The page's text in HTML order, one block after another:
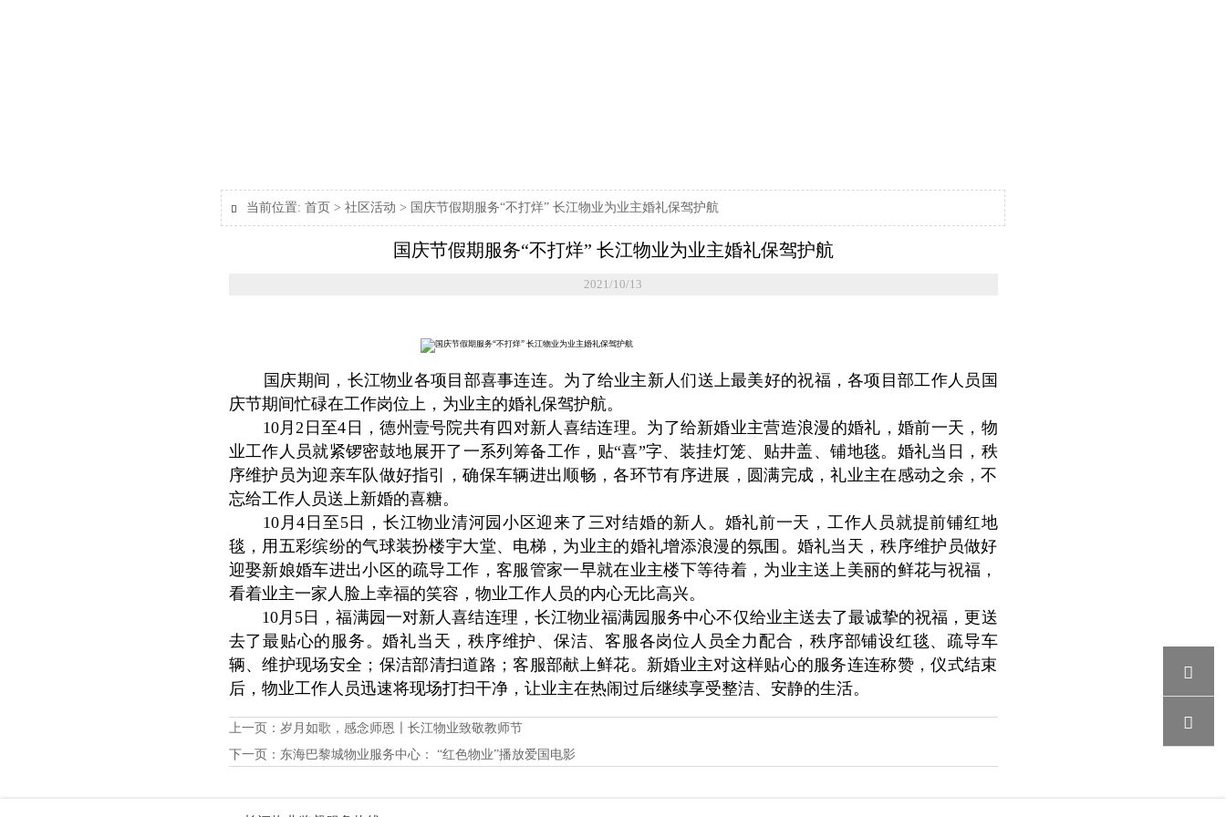
 当前位置: 首页 > 社区活动 > 国庆节假期服务“不打烊” 长江物业为业主婚礼保驾护航
国庆节假期服务“不打烊” 长江物业为业主婚礼保驾护航
2021/10/13
国庆期间，长江物业各项目部喜事连连。为了给业主新人们送上最美好的祝福，各项目部工作人员国
庆节期间忙碌在工作岗位上，为业主的婚礼保驾护航。
10月2日至4日，德州壹号院共有四对新人喜结连理。为了给新婚业主营造浪漫的婚礼，婚前一天，物
业工作人员就紧锣密鼓地展开了一系列筹备工作，贴“喜”字、装挂灯笼、贴井盖、铺地毯。婚礼当日，秩
序维护员为迎亲车队做好指引，确保车辆进出顺畅，各环节有序进展，圆满完成，礼业主在感动之余，不
忘给工作人员送上新婚的喜糖。
10月4日至5日，长江物业清河园小区迎来了三对结婚的新人。婚礼前一天，工作人员就提前铺红地
毯，用五彩缤纷的气球装扮楼宇大堂、电梯，为业主的婚礼增添浪漫的氛围。婚礼当天，秩序维护员做好
迎娶新娘婚车进出小区的疏导工作，客服管家一早就在业主楼下等待着，为业主送上美丽的鲜花与祝福，
看着业主一家人脸上幸福的笑容，物业工作人员的内心无比高兴。
10月5日，福满园一对新人喜结连理，长江物业福满园服务中心不仅给业主送去了最诚挚的祝福，更送
去了最贴心的服务。婚礼当天，秩序维护、保洁、客服各岗位人员全力配合，秩序部铺设红毯、疏导车
辆、维护现场安全；保洁部清扫道路；客服部献上鲜花。新婚业主对这样贴心的服务连连称赞，仪式结束
后，物业工作人员迅速将现场打扫干净，让业主在热闹过后继续享受整洁、安静的生活。
上一页： 岁月如歌，感念师恩〡长江物业致敬教师节
下一页： 东海巴黎城物业服务中心： “红色物业”播放爱国电影

